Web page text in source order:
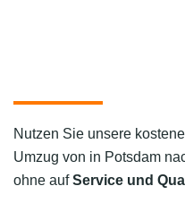
Nutzen Sie unsere
Umzug von in Potsdam
ohne aufService und